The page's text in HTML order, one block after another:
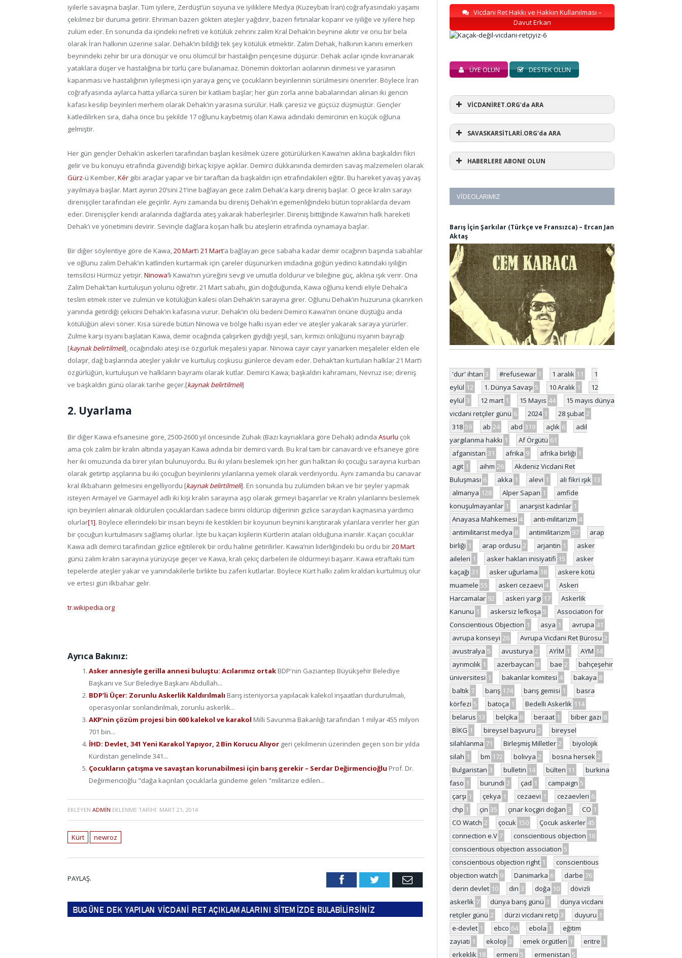
iyilerle savaşına başlar. Tüm iyilere, Zerdüşt’ün soyuna ve iyiliklere Medya (Kuzeybatı İran) coğrafyasındaki yaşamı
çekilmez bir duruma getirir. Ehriman bazen gökten ateşler yağdırır, bazen fırtınalar koparır ve iyiliğe ve iyilere hep
zulüm eder. En sonunda da içindeki nefreti ve kötülük zehrini zalim Kral Dehak’ın beynine akıtır ve onu bir bela
olarak İran halkının üzerine salar. Dehak’ın bildiği tek şey kötülük etmektir. Zalim Dehak, halkının kanını emerken
beynindeki zehir bir ura dönüşür ve onu ölümcül bir hastalığın pençesine düşürür. Dehak acılar içinde kıvranarak
yataklara düşer ve hastalığına bir türlü çare bulanamaz. Dönemin doktorları acılarının dinmesi ve yarasının
kapanması ve hastalığının iyileşmesi için yaraya genç ve çocukların beyinlerinin sürülmesini önerirler. Böylece İran
coğrafyasında aylarca hatta yıllarca süren bir katliam başlar; her gün zorla anne babalarından alınan iki gencin
kafası kesilip beyinleri merhem olarak Dehak’ın yarasına sürülür. Halk çaresiz ve güçsüz düşmüştür. Gençler
katledilirken sıra, daha önce bu şekilde 17 oğlunu kaybetmiş olan Kawa adındaki demircinin en küçük oğluna
gelmiştir.
Her gün gençler Dehak’ın askerleri tarafından başları kesilmek üzere götürülürken Kawa’nın aklına başkaldırı fikri
gelir ve bu konuyu etrafında güvendiği birkaç kişiye açıklar. Demirci dükkanında demirden savaş malzemeleri olarak
Gürz-ü Kember,Kér gibi araçlar yapar ve bir taraftan da başkaldırı için etrafındakileri eğitir. Bu hareket yavaş yavaş
yayılmaya başlar. Mart ayının 20’sini 21’ine bağlayan gece zalim Dehak’a karşı direniş başlar. O gece kralın sarayı
direnişçiler tarafından ele geçirilir. Aynı zamanda bu direniş Dehak’ın egemenliğindeki bütün topraklarda devam
eder. Direnişçiler kendi aralarında dağlarda ateş yakarak haberleşirler. Direniş bittiğinde Kawa’nın halk hareketi
Dehak’ı ve yönetimini devirir. Sevinçle dağlara koşan halk bu ateşlerin etrafında oynamaya başlar.
Bir diğer söylentiye göre de Kawa,20 Mart‘ı 21 Mart‘a bağlayan gece sabaha kadar demir ocağının başında sabahlar
ve oğlunu zalim Dehak’ın katlinden kurtarmak için çareler düşünürken imdadına göğün yedinci katındaki iyiliğin
temsilcisi Hürmüz yetişir. Ninowa‘lı Kawa’nın yüreğini sevgi ve umutla doldurur ve bileğine güç, aklına ışık verir. Ona
Zalim Dehak’tan kurtuluşun yolunu öğretir. 21 Mart sabahı, gün doğduğunda, Kawa oğlunu kendi eliyle Dehak’a
teslim etmek ister ve zulmün ve kötülüğün kalesi olan Dehak’ın sarayına girer. Oğlunu Dehak’ın huzuruna çıkarırken
yanında getirdiği çekicini Dehak’ın kafasına vurur. Dehak’ın ölü bedeni Demirci Kawa’nın önüne düştüğü anda
kötülüğün alevi söner. Kısa sürede bütün Ninowa ve bölge halkı isyan eder ve ateşler yakarak saraya yürürler.
Zulme karşı isyanı başlatan Kawa, demir ocağında çalışırken giydiği yeşil, sarı, kırmızı önlüğünü isyanın bayrağı
[kaynak belirtilmeli], ocağındaki ateşi ise özgürlük meşalesi yapar. Ninowa cayır cayır yanarken meşaleler elden ele
dolaşır, dağ başlarında ateşler yakılır ve kurtuluş coşkusu günlerce devam eder. Dehak’tan kurtulan halklar 21 Mart’ı
özgürlüğün, kurtuluşun ve halkların bayramı olarak kutlar. Demirci Kawa; başkaldırı kahramanı, Nevruz ise; direniş
ve başkaldırı günü olarak tarihe geçer.[kaynak belirtilmeli]
2. Uyarlama
Bir diğer Kawa efsanesine göre, 2500-2600 yıl öncesinde Zuhak (Bazı kaynaklara göre Dehak) adında Asurlu çok
ama çok zalim bir kralın altında yaşayan Kawa adında bir demirci vardı. Bu kral tam bir canavardı ve efsaneye göre
her iki omuzunda da birer yılan bulunuyordu. Bu iki yılanı beslemek için her gün halktan iki çocuğu sarayına kurban
olarak getirtip aşçılarına bu iki çocuğun beyinlerini yılanlarına yemek olarak verdiriyordu. Aynı zamanda bu canavar
kral ilkbaharın gelmesini engelliyordu [kaynak belirtilmeli]. En sonunda bu zulümden bıkan ve bir şeyler yapmak
isteyen Armayel ve Garmayel adlı iki kişi kralın sarayına aşçı olarak girmeyi başarırlar ve Kralın yılanlarını beslemek
için beyinleri alınarak öldürülen çocuklardan sadece birini öldürüp diğerinin gizlice saraydan kaçmasına yardımcı
olurlar[1]. Böylece ellerindeki bir insan beyni ile kestikleri bir koyunun beynini karıştırarak yılanlara verirler her gün
bir çocuğun kurtulmasını sağlamış olurlar. İşte bu kaçan kişilerin Kürtlerin ataları olduğuna inanılır. Kaçan çocuklar
Kawa adlı demirci tarafından gizlice eğitilerek bir ordu haline getirilirler. Kawa’nın liderliğindeki bu ordu bir20 Mart
günü zalim kralın sarayına yürüyüşe geçer ve Kawa, kralı çekiç darbeleri ile öldürmeyi başarır. Kawa etraftaki tüm
tepelerde ateşler yakar ve yanındakilerle birlikte bu zaferi kutlarlar. Böylece Kürt halkı zalim kraldan kurtulmuş olur
ve ertesi gün ilkbahar gelir.
tr.wikipedia.org
Ayrıca Bakınız:
Asker annesiyle gerilla annesi buluştu: Acılarımız ortak BDP'nin Gaziantep Büyükşehir Belediye
Başkanı ve Sur Belediye Başkanı Abdullah...
BDP’li Üçer: Zorunlu Askerlik Kaldırılmalı Barış isteniyorsa yapılacak kalekol inşaatları durdurulmalı,
operasyonlar sonlandırılmalı, zorunlu askerlik...
AKP’nin çözüm projesi bin 600 kalekol ve karakol Milli Savunma Bakanlığı tarafından 1 milyar 455 milyon
701 bin...
İHD: Devlet, 341 Yeni Karakol Yapıyor, 2 Bin Korucu Alıyor geri çekilmenin üzerinden geçen son bir yılda
Kürdistan genelinde 341...
Çocukların çatışma ve savaştan korunabilmesi için barış gerekir – Serdar Değirmencioğlu Prof. Dr.
Değirmencioğlu "dağa kaçırılan çocuklarla gündeme gelen "militarize edilen...
EKLEYEN ADMIN EKLENME TARIHI: MART 21, 2014
Kürt newroz
PAYLAŞ. FacebookTwitter Email
Vicdani Ret Hakkı ve Hakkın Kullanılması –
Davut Erkan
ÜYE OLUN DESTEK OLUN
VİCDANİRET.ORG'da ARA
SAVASKARSİTLARİ.ORG'da ARA
HABERLERE ABONE OLUN
VIDEOLARIMIZ
Barış İçin Şarkılar (Türkçe ve Fransızca) – Ercan Jan
Aktaş
'dur' ihtarı 3 #refusewar 1 1 aralık 11
1
eylül 12 1. Dünya Savaşı 5 10 Aralık 1
12
eylül 3 12 mart 1 15 Mayıs 44
15 mayıs dünya
vicdani retçiler günü 6 2024 1 28 şubat 2
318 59 ab 24 abd 319 açlık 6
adil
yargılanma hakkı 1 Af Örgütü 61
afganistan 31 afrika 9 afrika birliği 1
agit 1 aihm 26
Akdeniz Vicdani Ret
Buluşması 6 akka 1 alevi 1 ali fikri ışık 13
almanya 128 Alper Sapan 1
amfide
konuşulmayanlar 1 anarşist kadınlar 1
Anayasa Mahkemesi 4 anti-militarizm 4
antimilitarist medya 8 antimilitarizm 97
arap
birliği 1 arap ordusu 2 arjantin 1
asker
aileleri 1 asker hakları inisiyatifi 15
asker
kaçağı 31 asker uğurlama 18
askere kötü
muamele 55 askeri cezaevi 4
Askeri
Harcamalar 92 askeri yargı 17
Askerlik
Kanunu 1 askersiz lefkoşa 5
Association for
Conscientious Objection 1 asya 1 avrupa 41
avrupa konseyi 26 Avrupa Vicdani Ret Bürosu 2
avustralya 5 avusturya 2 AYİM 1 AYM 14
ayrımcılık 1 azerbaycan 8 bae 2
bahçeşehir
üniversitesi 1 bakanlar komitesi 4 bakaya 8
baltık 7 barış 174 barış gemisi 1
basra
körfezi 5 batoça 1 Bedelli Askerlik 114
belarus 13 belçika 6 beraat 1 biber gazı 8
BİKG 1 bireysel başvuru 2
bireysel
silahlanma 71 Birleşmiş Milletler 2
biyolojik
silah 1 bm 172 bolivya 2 bosna hersek 2
Bulgaristan 3 bulletin 14 bülten 11
burkina
faso 1 burundi 2 çad 1 campaign 5
çarşı 1 çekya 1 cezaevi 1 cezaevleri 6
chp 1 çin 35 çınar koçgiri doğan 3 CO 1
CO Watch 2 çocuk 150 Çocuk askerler 45
connection e.V 7 conscientious objection 16
conscientious objection association 5
conscientious objection right 1
conscientious
objection watch 9 Danimarka 6 darbe 76
derin devlet 10 din 3 doğa 10
dövizli
askerlik 7 dünya barış günü 1
dünya vicdani
retçiler günü 2 dürzi vicdani retçi 3 duyuru 1
e-devlet 1 ebco 64 ebola 1
eğitim
zayiatı 1 ekoloji 3 emek örgütleri 1 eritre 1
erkeklik 18 ermeni 5 ermenistan 5